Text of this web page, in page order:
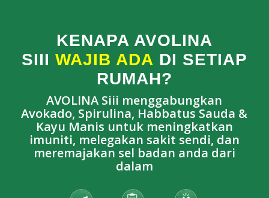
KENAPA AVOLINA
SIII WAJIB ADA DI SETIAP
RUMAH?
AVOLINA Siii menggabungkan
Avokado, Spirulina, Habbatus Sauda &
Kayu Manis untuk meningkatkan
imuniti, melegakan sakit sendi, dan
meremajakan sel badan anda dari
dalam